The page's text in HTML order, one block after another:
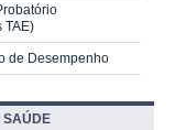
TAE)
de Desempenho
SAÚDE